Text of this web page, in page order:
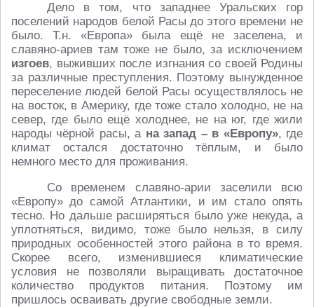
Дело в том, что западнее Уральских гор
поселений народов белой Расы до этого времени не
было. Т.н. «Европа» была ещё не заселена, и
славяно-ариев там тоже не было, за исключением
изгоев, выживших после изгнания со своей Родины
за различные преступления. Поэтому вынужденное
переселение людей белой Расы осуществлялось не
на восток, в Америку, где тоже стало холодно, не на
север, где было ещё холоднее, не на юг, где жили
народы чёрной расы, а на запад – в «Европу», где
климат остался достаточно тёплым, и было
немного место для проживания.
Со временем славяно-арии заселили всю
«Европу» до самой Атлантики, и им стало опять
тесно. Но дальше расширяться было уже некуда, а
уплотняться, видимо, тоже было нельзя, в силу
природных особенностей этого района в то время.
Скорее всего, изменившиеся климатические
условия не позволяли выращивать достаточное
количество продуктов питания. Поэтому им
пришлось осваивать другие свободные земли.